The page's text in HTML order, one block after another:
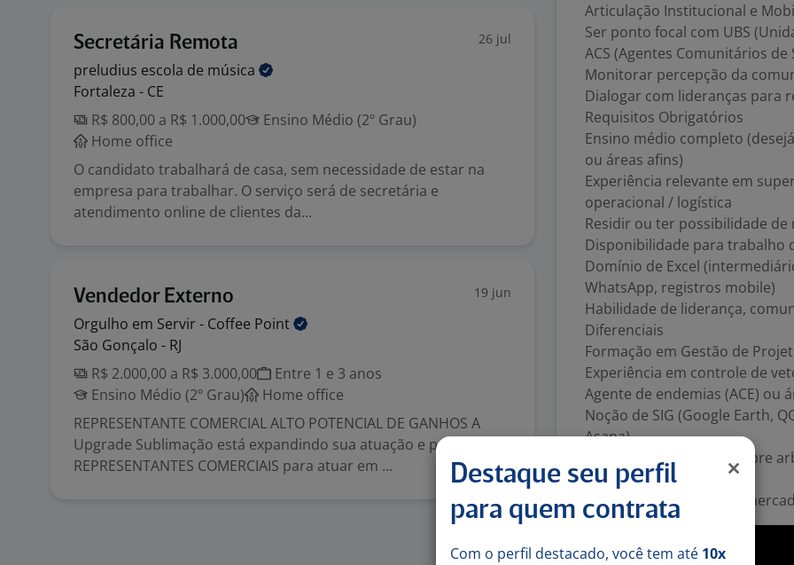
Secretária Remota 26 jul
preludius escola de música
Fortaleza - CE
R$ 800,00 a R$ 1.000,00
Ensino Médio (2º Grau)
Home office
O candidato trabalhará de casa, sem necessidade de estar na
empresa para trabalhar. O serviço será de secretária e
atendimento online de clientes da...
Vendedor Externo 19 jun
Orgulho em Servir - Coffee Point
São Gonçalo - RJ
R$ 2.000,00 a R$ 3.000,00
Entre 1 e 3 anos
Ensino Médio (2º Grau)
Home office
REPRESENTANTE COMERCIAL ALTO POTENCIAL DE GANHOS A
Upgrade Sublimação está expandindo sua atuação e procura
REPRESENTANTES COMERCIAIS para atuar em ...
Articulação Institucional e
Ser ponto focal com UBS
ACS (Agentes Comunitários
Monitorar percepção da
Dialogar com lideranças para
Requisitos Obrigatórios
Ensino médio completo
ou áreas afins)
Experiência relevante em
operacional / logística
Residir ou ter possibilidade
Disponibilidade para trabalho
Domínio de Excel
WhatsApp, registros mobile)
Habilidade de liderança,
Diferenciais
Formação em Gestão de
Experiência em controle de
Agente de endemias (ACE) ou
Noção de SIG (Google Earth,
Asana)
Conhecimento básico sobre
Salário compatível com
Destaque seu perfil
para quem contrata
Com o perfil destacado, você tem até 10x